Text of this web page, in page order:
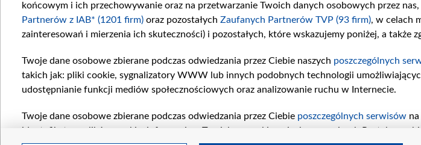
końcowym i ich przechowywanie oraz na przetwarzanie Twoich danych osobowych przez
Partnerów z IAB* (1201 firm) oraz pozostałych Zaufanych Partnerów TVP (93 firm), w celach
zainteresowań i mierzenia ich skuteczności) i pozostałych, które wskazujemy poniżej, a także
Twoje dane osobowe zbierane podczas odwiedzania przez Ciebie naszych poszczególnych
takich jak: pliki cookie, sygnalizatory WWW lub innych podobnych technologii
udostępnianie funkcji mediów społecznościowych oraz analizowanie ruchu w Internecie.
Twoje dane osobowe zbierane podczas odwiedzania przez Ciebie poszczególnych serwisów
identyfikatory plików cookie, informacje o Twoich wyszukiwaniach w serwisach Portalu czy